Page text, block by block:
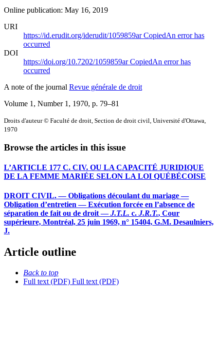
Online publication: May 16, 2019
URI
https://id.erudit.org/iderudit/1059859arCopiedAn error has
occurred
DOI
https://doi.org/10.7202/1059859arCopiedAn error has
occurred
A note of the journal Revue générale de droit
Volume 1, Number 1, 1970, p. 79–81
Droits d'auteur © Faculté de droit, Section de droit civil, Université d'Ottawa,
1970
Browse the articles in this issue
L’ARTICLE 177 C. CIV. OU LA CAPACITÉ JURIDIQUE
DE LA FEMME MARIÉE SELON LA LOI QUÉBÉCOISE
DROIT CIVIL. — Obligations découlant du mariage —
Obligation d’entretien — Exécution forcée en l’absence de
séparation de fait ou de droit —J.T.L. c. J.R.T., Cour
supérieure, Montréal, 25 juin 1969, n° 15404, G.M. Desaulniers,
J.
Article outline
Back to top
Full text (PDF) Full text (PDF)